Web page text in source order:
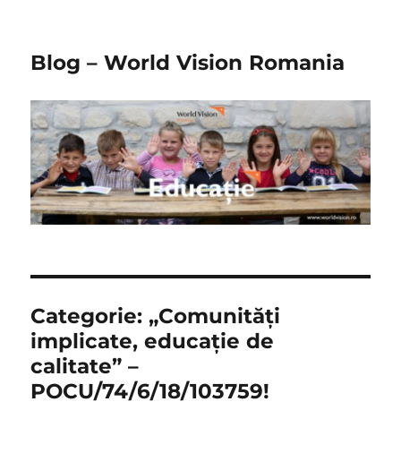
Blog – World Vision Romania
Categorie:„Comunități
implicate, educație de
calitate” –
POCU/74/6/18/103759!